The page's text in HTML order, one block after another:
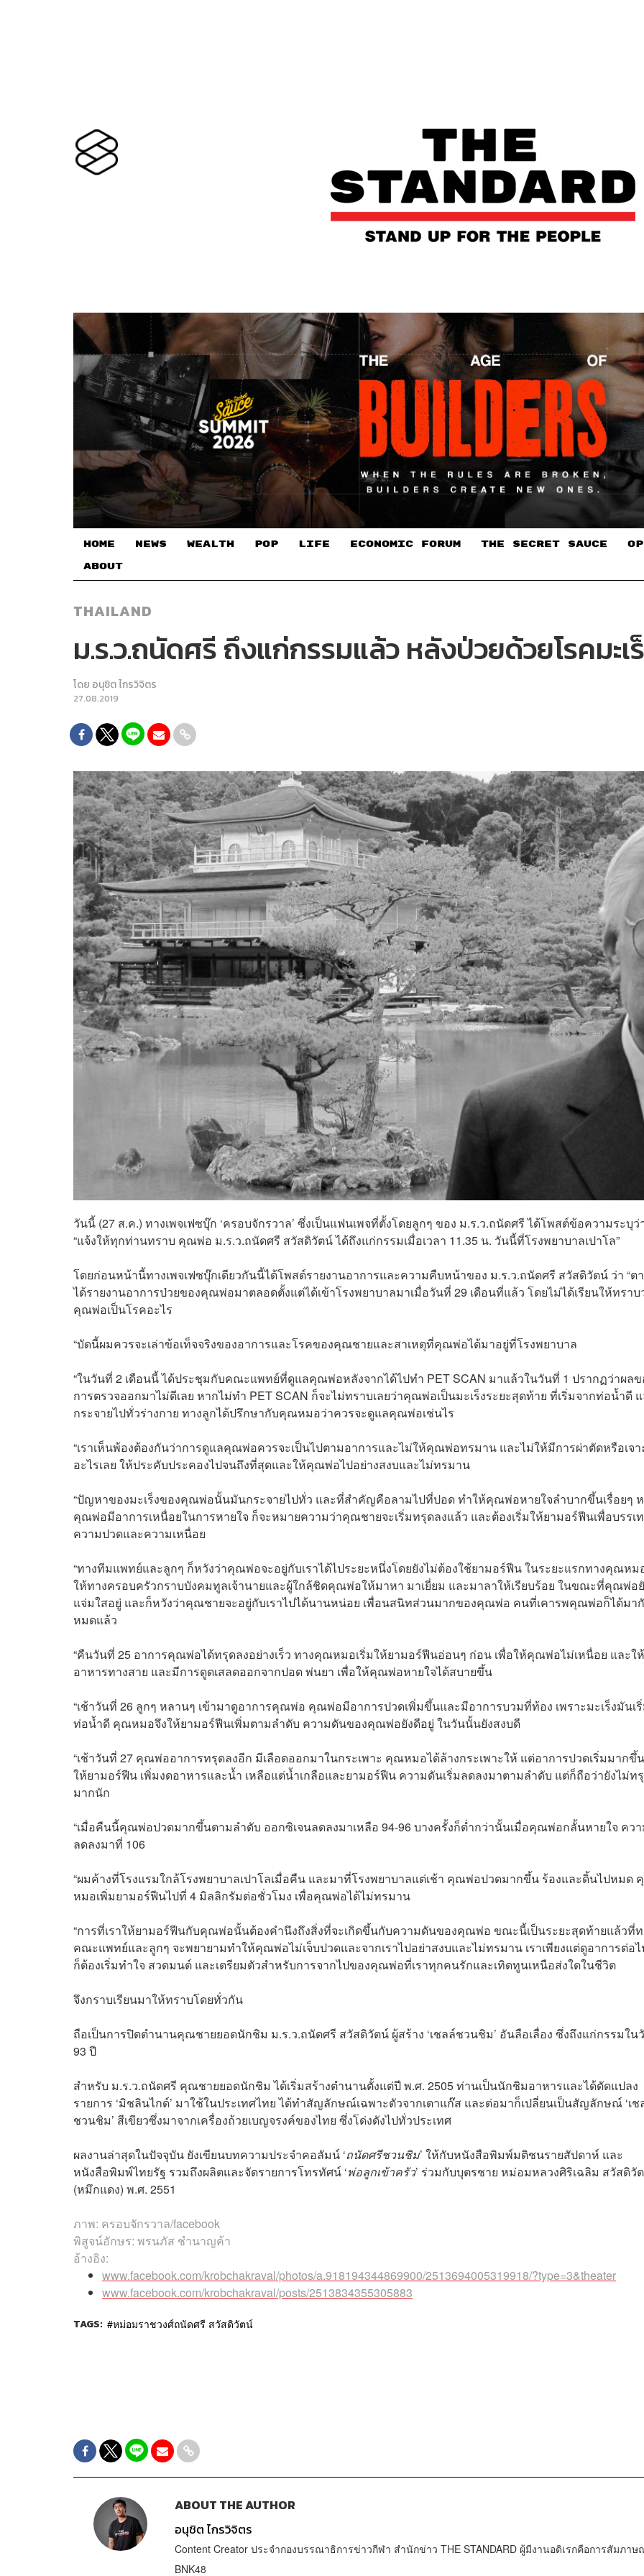
HOME NEWS WEALTH POP LIFE ECONOMIC FORUM THE SECRET SAUCE​
ABOUT
THAILAND
ม.ร.ว.ถนัดศรี ถึงแก่กรรมแล้ว หลังป่วยด้วยโรคมะเ
โดย อนุชิต ไกรวิจิตร
27.08.2019
วันนี้ (27 ส.ค.) ทางเพจเฟซบุ๊ก ‘ครอบจักรวาล’ ซึ่งเป็นแฟนเพจที่ตั้งโดยลูกๆ ของ ม.ร.ว.ถนัดศรี ได้โพสต์ข้อความระบุว่
“แจ้งให้ทุกท่านทราบ คุณพ่อ ม.ร.ว.ถนัดศรี สวัสดิวัตน์ ได้ถึงแก่กรรมเมื่อเวลา 11.35 น. วันนี้ที่โรงพยาบาลเปาโล”
โดยก่อนหน้านี้ทางเพจเฟซบุ๊กเดียวกันนี้ได้โพสต์รายงานอาการและความคืบหน้าของ ม.ร.ว.ถนัดศรี สวัสดิวัตน์ ว่า “ต
ได้รายงานอาการป่วยของคุณพ่อมาตลอดตั้งแต่ได้เข้าโรงพยาบาลมาเมื่อวันที่ 29 เดือนที่แล้ว โดยไม่ได้เรียนให้ทราบ
คุณพ่อเป็นโรคอะไร
“บัดนี้ผมควรจะเล่าข้อเท็จจริงของอาการและโรคของคุณชายและสาเหตุที่คุณพ่อได้มาอยู่ที่โรงพยาบาล
“ในวันที่ 2 เดือนนี้ ได้ประชุมกับคณะแพทย์ที่ดูแลคุณพ่อหลังจากได้ไปทำ PET SCAN มาแล้วในวันที่ 1 ปรากฏว่าผลข
การตรวจออกมาไม่ดีเลย หากไม่ทำ PET SCAN ก็จะไม่ทราบเลยว่าคุณพ่อเป็นมะเร็งระยะสุดท้าย ที่เริ่มจากท่อน้ำดี
กระจายไปทั่วร่างกาย ทางลูกได้ปรึกษากับคุณหมอว่าควรจะดูแลคุณพ่อเช่นไร
“เราเห็นพ้องต้องกันว่าการดูแลคุณพ่อควรจะเป็นไปตามอาการและไม่ให้คุณพ่อทรมาน และไม่ให้มีการผ่าตัดหรือเจา
อะไรเลย ให้ประคับประคองไปจนถึงที่สุดและให้คุณพ่อไปอย่างสงบและไม่ทรมาน
“ปัญหาของมะเร็งของคุณพ่อนั้นมันกระจายไปทั่ว และที่สำคัญคือลามไปที่ปอด ทำให้คุณพ่อหายใจลำบากขึ้นเรื่อยๆ
คุณพ่อมีอาการเหนื่อยในการหายใจ ก็จะหมายความว่าคุณชายจะเริ่มทรุดลงแล้ว และต้องเริ่มให้ยามอร์ฟีนเพื่อบรรเ
ความปวดและความเหนื่อย
“ทางทีมแพทย์และลูกๆ ก็หวังว่าคุณพ่อจะอยู่กับเราได้ไประยะหนึ่งโดยยังไม่ต้องใช้ยามอร์ฟีน ในระยะแรกทางคุณหม
ให้ทางครอบครัวกราบบังคมทูลเจ้านายและผู้ใกล้ชิดคุณพ่อให้มาหา มาเยี่ยม และมาลาให้เรียบร้อย ในขณะที่คุณพ่อ
แจ่มใสอยู่ และก็หวังว่าคุณชายจะอยู่กับเราไปได้นานหน่อย เพื่อนสนิทส่วนมากของคุณพ่อ คนที่เคารพคุณพ่อก็ได้มา
หมดแล้ว
“คืนวันที่ 25 อาการคุณพ่อได้ทรุดลงอย่างเร็ว ทางคุณหมอเริ่มให้ยามอร์ฟีนอ่อนๆ ก่อน เพื่อให้คุณพ่อไม่เหนื่อย และให้
อาหารทางสาย และมีการดูดเสลดออกจากปอด พ่นยา เพื่อให้คุณพ่อหายใจได้สบายขึ้น
“เช้าวันที่ 26 ลูกๆ หลานๆ เข้ามาดูอาการคุณพ่อ คุณพ่อมีอาการปวดเพิ่มขึ้นและมีอาการบวมที่ท้อง เพราะมะเร็งมันเ
ท่อน้ำดี คุณหมอจึงให้ยามอร์ฟีนเพิ่มตามลำดับ ความดันของคุณพ่อยังดีอยู่ ในวันนั้นยังสงบดี
“เช้าวันที่ 27 คุณพ่ออาการทรุดลงอีก มีเลือดออกมาในกระเพาะ คุณหมอได้ล้างกระเพาะให้ แต่อาการปวดเริ่มมากขึ้
ให้ยามอร์ฟีน เพิ่มงดอาหารและน้ำ เหลือแต่น้ำเกลือและยามอร์ฟีน ความดันเริ่มลดลงมาตามลำดับ แต่ก็ถือว่ายังไม่ท
มากนัก
“เมื่อคืนนี้คุณพ่อปวดมากขึ้นตามลำดับ ออกซิเจนลดลงมาเหลือ 94-96 บางครั้งก็ต่ำกว่านั้นเมื่อคุณพ่อกลั้นหายใจ คว
ลดลงมาที่ 106
“ผมค้างที่โรงแรมใกล้โรงพยาบาลเปาโลเมื่อคืน และมาที่โรงพยาบาลแต่เช้า คุณพ่อปวดมากขึ้น ร้องและดิ้นไปหมด
หมอเพิ่มยามอร์ฟีนไปที่ 4 มิลลิกรัมต่อชั่วโมง เพื่อคุณพ่อได้ไม่ทรมาน
“การที่เราให้ยามอร์ฟีนกับคุณพ่อนั้นต้องคำนึงถึงสิ่งที่จะเกิดขึ้นกับความดันของคุณพ่อ ขณะนี้เป็นระยะสุดท้ายแล้วที่ท
คณะแพทย์และลูกๆ จะพยายามทำให้คุณพ่อไม่เจ็บปวดและจากเราไปอย่าสงบและไม่ทรมาน เราเพียงแต่ดูอาการต่อ
ก็ต้องเริ่มทำใจ สวดมนต์ และเตรียมตัวสำหรับการจากไปของคุณพ่อที่เราทุกคนรักและเทิดทูนเหนือส่งใดในชีวิต
จึงกราบเรียนมาให้ทราบโดยทั่วกัน
ถือเป็นการปิดตำนานคุณชายยอดนักชิม ม.ร.ว.ถนัดศรี สวัสดิวัตน์ ผู้สร้าง ‘เชลล์ชวนชิม’ อันลือเลื่อง ซึ่งถึงแก่กรรมใน
93 ปี
สำหรับ ม.ร.ว.ถนัดศรี คุณชายยอดนักชิม ได้เริ่มสร้างตำนานตั้งแต่ปี พ.ศ. 2505 ท่านเป็นนักชิมอาหารและได้ดัดแปลง
รายการ ‘มิชลินไกด์’ มาใช้ในประเทศไทย ได้ทำสัญลักษณ์เฉพาะตัวจากเตาแก๊ส และต่อมาก็เปลี่ยนเป็นสัญลักษณ์ ‘เช
ชวนชิม’ สีเขียวซึ่งมาจากเครื่องถ้วยเบญจรงค์ของไทย ซึ่งโด่งดังไปทั่วประเทศ
ผลงานล่าสุดในปัจจุบัน ยังเขียนบทความประจำคอลัมน์ ‘ถนัดศรีชวนชิม’ ให้กับหนังสือพิมพ์มติชนรายสัปดาห์ และ
หนังสือพิมพ์ไทยรัฐ รวมถึงผลิตและจัดรายการโทรทัศน์ ‘พ่อลูกเข้าครัว’ ร่วมกับบุตรชาย หม่อมหลวงศิริเฉลิม สวัสดิวั
(หมึกแดง) พ.ศ. 2551
ภาพ: ครอบจักรวาล/facebook
พิสูจน์อักษร: พรนภัส ชำนาญค้า
อ้างอิง:
www.facebook.com/krobchakraval/photos/a.918194344869900/2513694005319918/?type=3&theater
www.facebook.com/krobchakraval/posts/2513834355305883
TAGS: หม่อมราชวงศ์ถนัดศรี สวัสดิวัตน์
ABOUT THE AUTHOR
อนุชิต ไกรวิจิตร
Content Creator ประจำกองบรรณาธิการข่าวกีฬา สำนักข่าว THE STANDARD ผู้มีงานอดิเรกคือการสัมภาษ
BNK48